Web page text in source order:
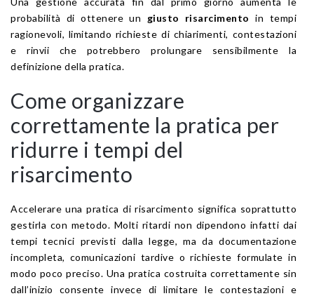
probabilità di ottenere un giusto risarcimento in tempi
ragionevoli, limitando richieste di chiarimenti, contestazioni
e rinvii che potrebbero prolungare sensibilmente la
definizione della pratica.
Come organizzare
correttamente la pratica per
ridurre i tempi del
risarcimento
Accelerare una pratica di risarcimento significa soprattutto
gestirla con metodo. Molti ritardi non dipendono infatti dai
tempi tecnici previsti dalla legge, ma da documentazione
incompleta, comunicazioni tardive o richieste formulate in
modo poco preciso. Una pratica costruita correttamente sin
dall’inizio consente invece di limitare le contestazioni e